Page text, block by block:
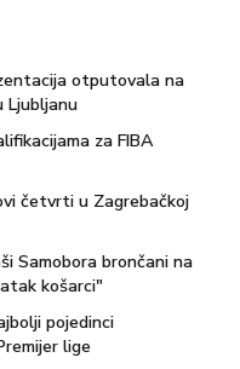
otputovala na
Ljubljanu
za FIBA
četvrti u Zagrebačkoj
Samobora brončani na
košarci"
pojedinci
lige